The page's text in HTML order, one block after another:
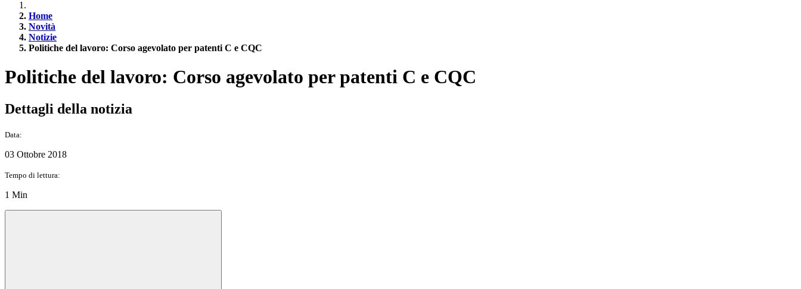
Home
Novità
Notizie
Politiche del lavoro: Corso agevolato per patenti C e CQC
Politiche del lavoro: Corso agevolato per patenti C e CQC
Dettagli della notizia
Data:
03 Ottobre 2018
Tempo di lettura:
1 Min